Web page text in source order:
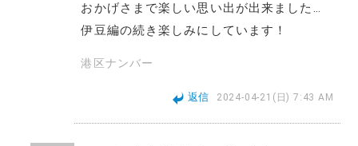
e
r
i
おかげさまで楽しい思い出が出来ました…
伊豆編の続き楽しみにしています！
港区ナンバー
返信 2024-04-21(日) 7:43 AM